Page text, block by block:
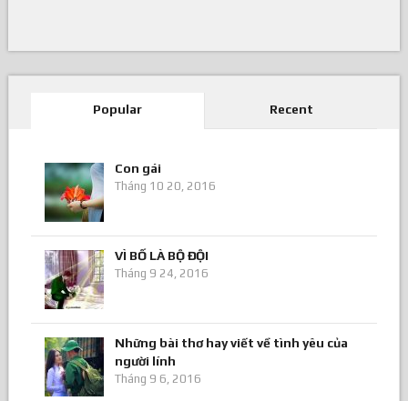
Popular Recent
Con gái
Tháng 10 20, 2016
VÌ BỐ LÀ BỘ ĐỘI
Tháng 9 24, 2016
Những bài thơ hay viết về tình yêu của
người lính
Tháng 9 6, 2016